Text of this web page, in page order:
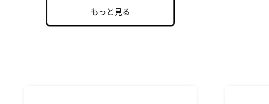
もっと見る